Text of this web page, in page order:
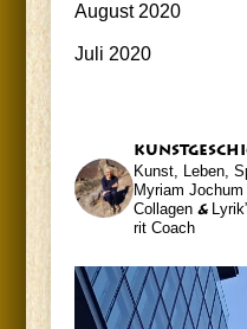
August 2020
Juli 2020
Kunst, Leben,
Myri­am Jochum
Col­la­gen &
rit Coach